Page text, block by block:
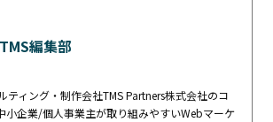
TMS編集部
ティング・制作会社TMS Partners株式会社のコ
小企業/個人事業主が取り組みやすいWebマーケ